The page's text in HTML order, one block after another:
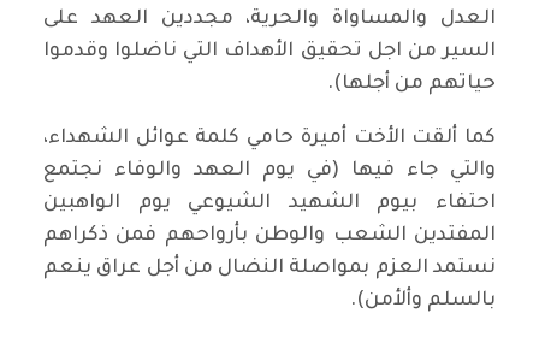
العدل والمساواة والحرية، مجددين العهد على
السير من اجل تحقيق الأهداف التي ناضلوا وقدموا
حياتهم من أجلها).
كما ألقت الأخت أميرة حامي كلمة عوائل الشهداء،
والتي جاء فيها (في يوم العهد والوفاء نجتمع
احتفاء بيوم الشهيد الشيوعي يوم الواهبين
المفتدين الشعب والوطن بأرواحهم فمن ذكراهم
نستمد العزم بمواصلة النضال من أجل عراق ينعم
بالسلم وألأمن).